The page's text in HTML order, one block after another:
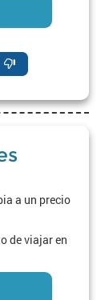
a un precio
de viajar en